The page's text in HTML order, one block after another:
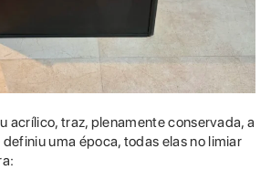
acrílico, traz, plenamente conservada, a
uma época, todas elas no limiar